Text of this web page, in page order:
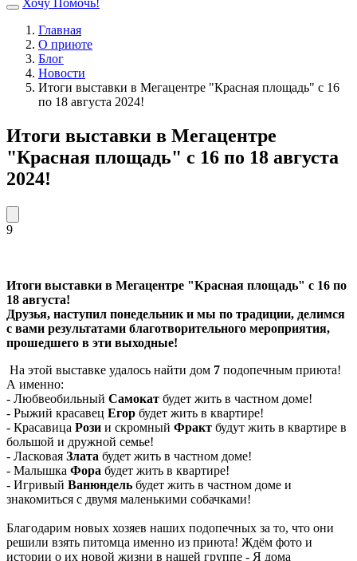
Хочу Помочь!
Главная
О приюте
Блог
Новости
Итоги выставки в Мегацентре "Красная площадь" с 16
по 18 августа 2024!
Итоги выставки в Мегацентре
"Красная площадь" с 16 по 18 августа
2024!
9
Итоги выставки в Мегацентре "Красная площадь" с 16 по
18 августа!
Друзья, наступил понедельник и мы по традиции, делимся
с вами результатами благотворительного мероприятия,
прошедшего в эти выходные!
На этой выставке удалось найти дом 7 подопечным приюта!
А именно:
- Любвеобильный Самокат будет жить в частном доме!
- Рыжий красавец Егор будет жить в квартире!
- Красавица Рози и скромный Фракт будут жить в квартире в
большой и дружной семье!
- Ласковая Злата будет жить в частном доме!
- Малышка Фора будет жить в квартире!
- Игривый Ванюндель будет жить в частном доме и
знакомиться с двумя маленькими собачками!
Благодарим новых хозяев наших подопечных за то, что они
решили взять питомца именно из приюта! Ждём фото и
истории о их новой жизни в нашей группе - Я дома